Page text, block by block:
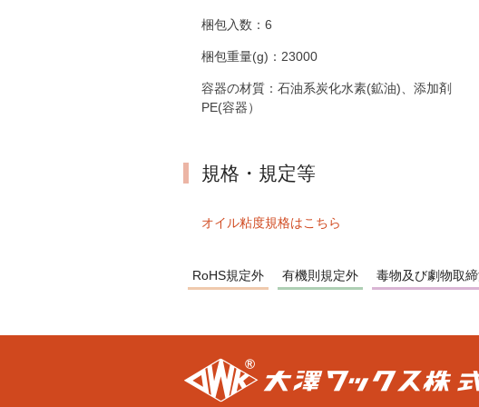
梱包入数： 6
梱包重量(g)： 23000
容器の材質： 石油系炭化水素(鉱油)、添加剤
PE(容器）
規格・規定等
オイル粘度規格はこちら
RoHS規定外 有機則規定外 毒物及び劇物取